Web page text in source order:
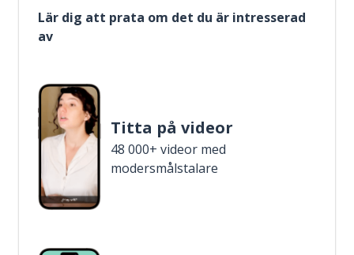
Lär dig att prata om det du är intresserad
av
Titta på videor
48 000+ videor med
modersmålstalare